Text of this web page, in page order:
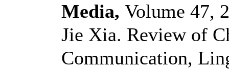
Media, Volume 47,
Jie Xia. Review of
Communication,